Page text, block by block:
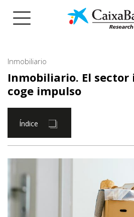
Inmobiliario
Inmobiliario. El
coge impulso
Índice